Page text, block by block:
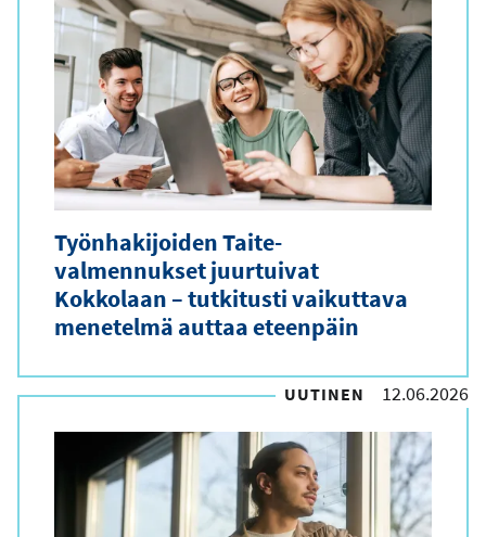
Työnhakijoiden Taite-
valmennukset juurtuivat
Kokkolaan – tutkitusti vaikuttava
menetelmä auttaa eteenpäin
UUTINEN 12.06.2026